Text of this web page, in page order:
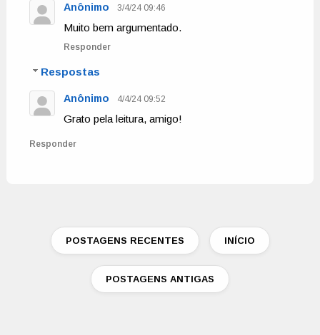
Anônimo 3/4/24 09:46
Muito bem argumentado.
Responder
Respostas
Anônimo 4/4/24 09:52
Grato pela leitura, amigo!
Responder
POSTAGENS RECENTES INÍCIO
POSTAGENS ANTIGAS